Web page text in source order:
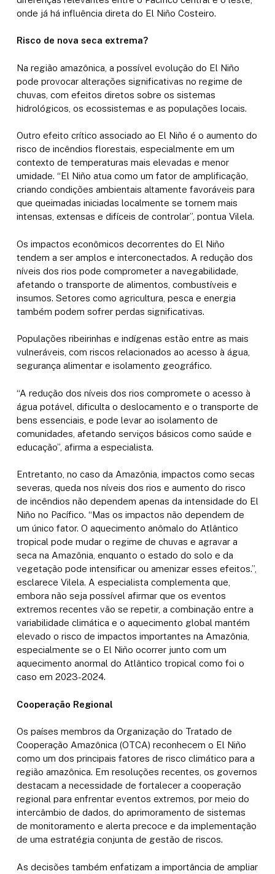
onde já há influência direta do El Niño Costeiro.
Risco de nova seca extrema?
Na região amazônica, a possível evolução do El Niño
pode provocar alterações significativas no regime de
chuvas, com efeitos diretos sobre os sistemas
hidrológicos, os ecossistemas e as populações locais.
Outro efeito crítico associado ao El Niño é o aumento do
risco de incêndios florestais, especialmente em um
contexto de temperaturas mais elevadas e menor
umidade. “El Niño atua como um fator de amplificação,
criando condições ambientais altamente favoráveis para
que queimadas iniciadas localmente se tornem mais
intensas, extensas e difíceis de controlar”, pontua Vilela.
Os impactos econômicos decorrentes do El Niño
tendem a ser amplos e interconectados. A redução dos
níveis dos rios pode comprometer a navegabilidade,
afetando o transporte de alimentos, combustíveis e
insumos. Setores como agricultura, pesca e energia
também podem sofrer perdas significativas.
Populações ribeirinhas e indígenas estão entre as mais
vulneráveis, com riscos relacionados ao acesso à água,
segurança alimentar e isolamento geográfico.
“A redução dos níveis dos rios compromete o acesso à
água potável, dificulta o deslocamento e o transporte de
bens essenciais, e pode levar ao isolamento de
comunidades, afetando serviços básicos como saúde e
educação”, afirma a especialista.
Entretanto, no caso da Amazônia, impactos como secas
severas, queda nos níveis dos rios e aumento do risco
de incêndios não dependem apenas da intensidade do El
Niño no Pacífico. “Mas os impactos não dependem de
um único fator. O aquecimento anômalo do Atlântico
tropical pode mudar o regime de chuvas e agravar a
seca na Amazônia, enquanto o estado do solo e da
vegetação pode intensificar ou amenizar esses efeitos.”,
esclarece Vilela. A especialista complementa que,
embora não seja possível afirmar que os eventos
extremos recentes vão se repetir, a combinação entre a
variabilidade climática e o aquecimento global mantém
elevado o risco de impactos importantes na Amazônia,
especialmente se o El Niño ocorrer junto com um
aquecimento anormal do Atlântico tropical como foi o
caso em 2023-2024.
Cooperação Regional
Os países membros da Organização do Tratado de
Cooperação Amazônica (OTCA) reconhecem o El Niño
como um dos principais fatores de risco climático para a
região amazônica. Em resoluções recentes, os governos
destacam a necessidade de fortalecer a cooperação
regional para enfrentar eventos extremos, por meio do
intercâmbio de dados, do aprimoramento de sistemas
de monitoramento e alerta precoce e da implementação
de uma estratégia conjunta de gestão de riscos.
As decisões também enfatizam a importância de ampliar